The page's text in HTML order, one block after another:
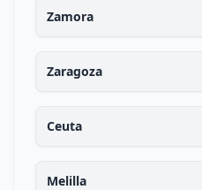
Zamora
Zaragoza
Ceuta
Melilla